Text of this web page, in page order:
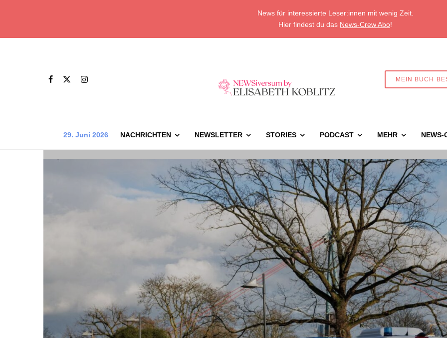
News für interessierte Leser:innen mit wenig Zeit.
Hier findest du das News-Crew Abo!
MEIN BUCH
29. Juni 2026 NACHRICHTEN NEWSLETTER STORIES PODCAST MEHR NEWS-